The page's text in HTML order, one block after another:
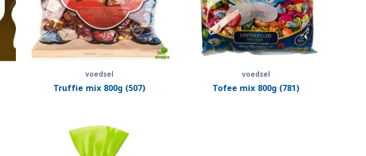
voedsel
Truffie mix 800g (507)
voedsel
Tofee mix 800g (781)